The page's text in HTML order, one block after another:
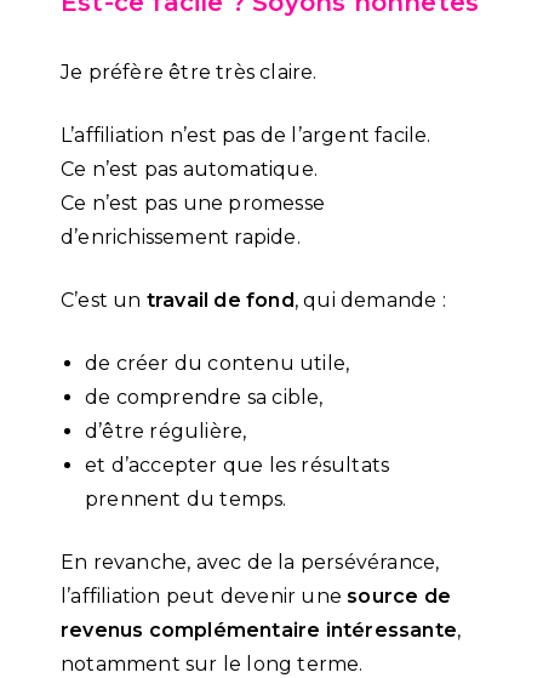
Je préfère être très claire.
L’affiliation n’est pas de l’argent facile.
Ce n’est pas automatique.
Ce n’est pas une promesse
d’enrichissement rapide.
C’est un travail de fond, qui demande :
de créer du contenu utile,
de comprendre sa cible,
d’être régulière,
et d’accepter que les résultats
prennent du temps.
En revanche, avec de la persévérance,
l’affiliation peut devenir une source de
revenus complémentaire intéressante,
notamment sur le long terme.